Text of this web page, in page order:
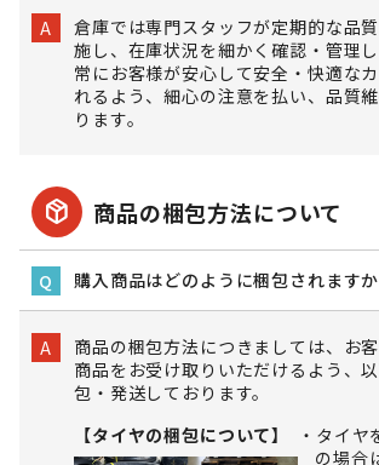
A
倉庫では専門スタッフが定期的な品
施し、在庫状況を細かく確認・管理し
常にお客様が安心して安全・快適な
れるよう、細心の注意を払い、品質
ります。
package_2 商品の梱包方法について
Q 購入商品はどのように梱包されますか
A
商品の梱包方法につきましては、お
商品をお受け取りいただけるよう、
包・発送しております。
【タイヤの梱包について】
タイヤ
の場合